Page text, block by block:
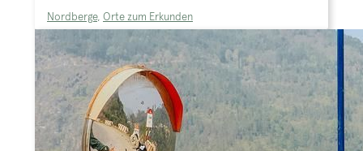
Nordberge, Orte zum Erkunden